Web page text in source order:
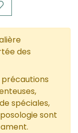
des
précautions
spéciales,
sont